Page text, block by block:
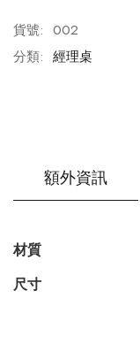
貨號: 002
分類: 經理桌
額外資訊
材質
尺寸